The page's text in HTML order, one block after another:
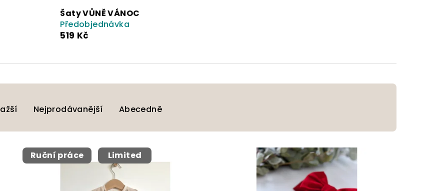
Šaty VŮNĚ VÁNOC
Předobjednávka
519 Kč
Nejprodávanější Abecedně
Ruční práce Limited